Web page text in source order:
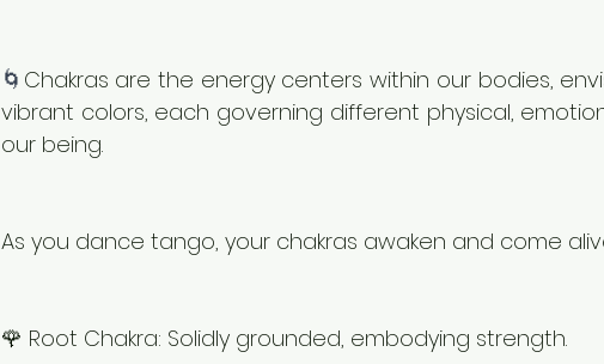
🌀 Chakras are the energy centers within our bodies,
vibrant colors, each governing different physical,
our being.
As you dance tango, your chakras awaken and come
🌹 Root Chakra: Solidly grounded, embodying strength.